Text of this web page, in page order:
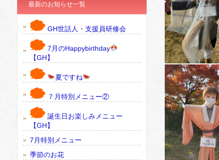
最新のお知らせ一覧
GH世話人・支援員研修会
7月のHappybirthday
【GH】
夏ですね
７月特別メニュー②
誕生日お楽しみメニュー
【GH】
7月特別メニュー
季節のお花